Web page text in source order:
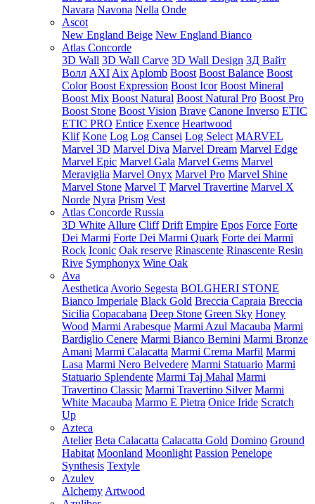
Navara Navona Nella Onde
Ascot
New England Beige New England Bianco
Atlas Concorde
3D Wall 3D Wall Carve 3D Wall Design 3Д Вайт
Волл AXI Aix Aplomb Boost Boost Balance Boost
Color Boost Expression Boost Icor Boost Mineral
Boost Mix Boost Natural Boost Natural Pro Boost Pro
Boost Stone Boost Vision Brave Canone Inverso ETIC
ETIC PRO Entice Exence Heartwood
Klif Kone Log Log Cansei Log Select MARVEL
Marvel 3D Marvel Diva Marvel Dream Marvel Edge
Marvel Epic Marvel Gala Marvel Gems Marvel
Meraviglia Marvel Onyx Marvel Pro Marvel Shine
Marvel Stone Marvel T Marvel Travertine Marvel X
Norde Nyra Prism Vest
Atlas Concorde Russia
3D White Allure Cliff Drift Empire Epos Force Forte
Dei Marmi Forte Dei Marmi Quark Forte dei Marmi
Rock Iconic Oak reserve Rinascente Rinascente Resin
Rive Symphonyx Wine Oak
Ava
Aesthetica Avorio Segesta BOLGHERI STONE
Bianco Imperiale Black Gold Breccia Capraia Breccia
Sicilia Copacabana Deep Stone Green Sky Honey
Wood Marmi Arabesque Marmi Azul Macauba Marmi
Bardiglio Cenere Marmi Bianco Bernini Marmi Bronze
Amani Marmi Calacatta Marmi Crema Marfil Marmi
Lasa Marmi Nero Belvedere Marmi Statuario Marmi
Statuario Splendente Marmi Taj Mahal Marmi
Travertino Classic Marmi Travertino Silver Marmi
White Macauba Marmo E Pietra Onice Iride Scratch
Up
Azteca
Atelier Beta Calacatta Calacatta Gold Domino Ground
Habitat Moonland Moonlight Passion Penelope
Synthesis Textyle
Azulev
Alchemy Artwood